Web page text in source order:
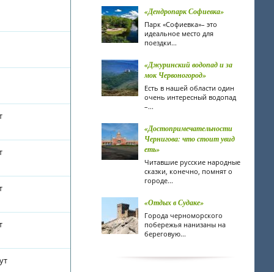
«Дендропарк Софиевка»
Парк «Софиевка»– это
идеальное место для
поездки...
«Джуринский водопад и за
мок Червоногород»
Есть в нашей области один
очень интересный водопад
–...
«Достопримечательности
Чернигова: что стоит увид
еть»
Читавшие русские народные
сказки, конечно, помнят о
городе...
«Отдых в Судаке»
Города черноморского
побережья нанизаны на
береговую...